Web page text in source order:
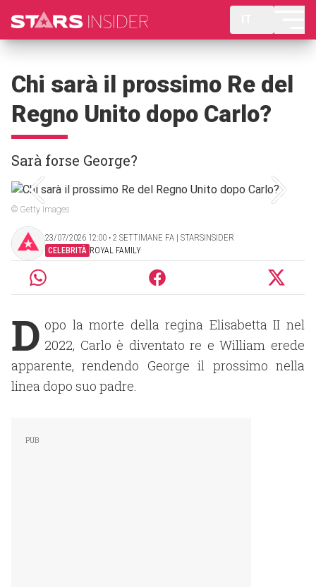
Chi sarà il prossimo Re del
Regno Unito dopo Carlo?
Sarà forse George?
© Getty Images
23/07/2026 12:00 ‧ 2 SETTIMANE FA | STARSINSIDER
CELEBRITÀ ROYAL FAMILY
D opo la morte della regina Elisabetta II nel
2022, Carlo è diventato re e William erede
apparente, rendendo George il prossimo nella
linea dopo suo padre.